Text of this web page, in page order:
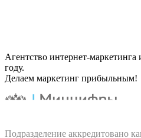
Агентство интернет-
году.
Делаем маркетинг прибыльным!
Подразделение аккредитовано